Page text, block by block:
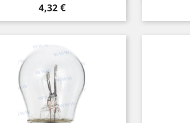
Prix
4,32 €